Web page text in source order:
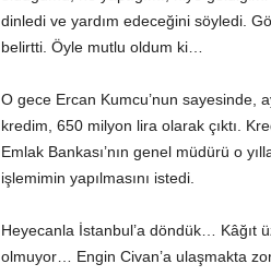
dinledi ve yardım edeceğini söyledi.
belirtti. Öyle mutlu oldum ki…
O gece Ercan Kumcu’nun sayesinde,
kredim, 650 milyon lira olarak çıktı.
Emlak Bankası’nın genel müdürü o
işlemimin yapılmasını istedi.
Heyecanla İstanbul’a döndük… Kâğıt
olmuyor… Engin Civan’a ulaşmakta